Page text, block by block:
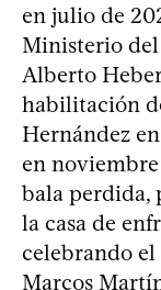
en julio de
Ministerio del
Alberto
habilitación
Hernández
en
bala perdida,
la casa de
celebrando
Marcos